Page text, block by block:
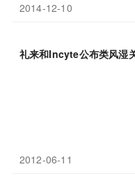
2014-12-10
礼来和Incyte公布类风湿
2012-06-11